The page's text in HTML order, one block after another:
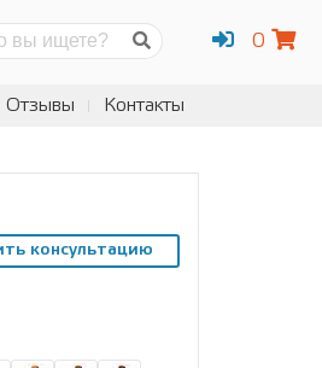
0
Отзывы Контакты
консультацию